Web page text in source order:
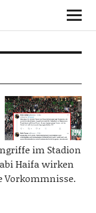
im Stadion
Haifa wirken
Vorkommnisse.